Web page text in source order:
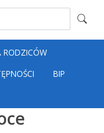
RODZICÓW
BIP